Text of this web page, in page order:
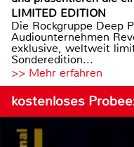
LIMITED EDITION
Die Rockgruppe Deep
Audiounternehmen
exklusive, weltweit
Sonderedition...
>> Mehr erfahren
kostenloses